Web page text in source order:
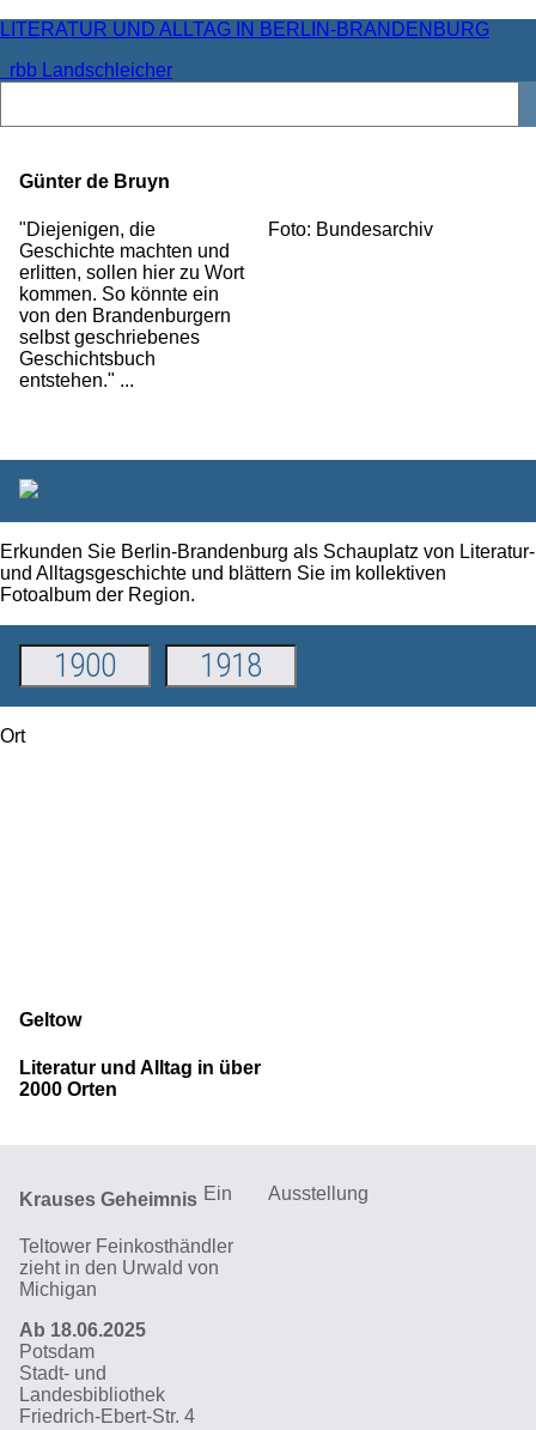
LITERATUR UND ALLTAG IN BERLIN-BRANDENBURG
rbb Landschleicher
Günter de Bruyn
"Diejenigen, die
Geschichte machten und
erlitten, sollen hier zu Wort
kommen. So könnte ein
von den Brandenburgern
selbst geschriebenes
Geschichtsbuch
entstehen." ...
Foto: Bundesarchiv
Erkunden Sie Berlin-Brandenburg als Schauplatz von Literatur-
und Alltagsgeschichte und blättern Sie im kollektiven
Fotoalbum der Region.
Ort
Geltow
Literatur und Alltag in über
2000 Orten
Krauses Geheimnis Ein
Teltower Feinkosthändler
zieht in den Urwald von
Michigan
Ab 18.06.2025
Potsdam
Stadt- und
Landesbibliothek
Friedrich-Ebert-Str. 4
Ausstellung